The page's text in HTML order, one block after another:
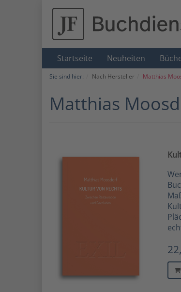
Startseite Neuheiten
Sie sind hier: Nach Hersteller Matthias
Matthias